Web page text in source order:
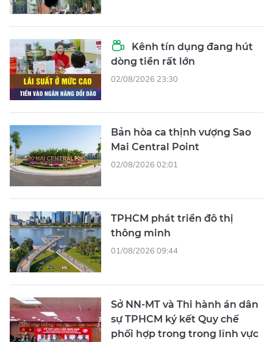
Kênh tín dụng đang hút
dòng tiền rất lớn
02/08/2026 23:30
Bản hòa ca thịnh vượng Sao
Mai Central Point
02/08/2026 02:01
TPHCM phát triển đô thị
thông minh
01/08/2026 09:44
Sở NN-MT và Thi hành án dân
sự TPHCM ký kết Quy chế
phối hợp trong trong lĩnh vực